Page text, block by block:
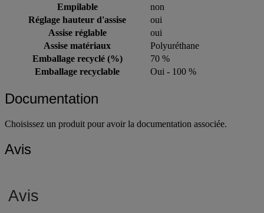
Empilable
non
Réglage hauteur d'assise
oui
Assise réglable
oui
Assise matériaux
Polyuréthane
Emballage recyclé (%)
70 %
Emballage recyclable
Oui - 100 %
Documentation
Choisissez un produit pour avoir la documentation associée.
Avis